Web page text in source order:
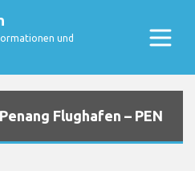
und
Flughafen – PEN